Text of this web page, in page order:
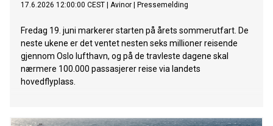
17.6.2026 12:00:00 CEST Avinor Pressemelding
Fredag 19. juni markerer starten på årets sommerutfart. De
neste ukene er det ventet nesten seks millioner reisende
gjennom Oslo lufthavn, og på de travleste dagene skal
nærmere 100.000 passasjerer reise via landets
hovedflyplass.